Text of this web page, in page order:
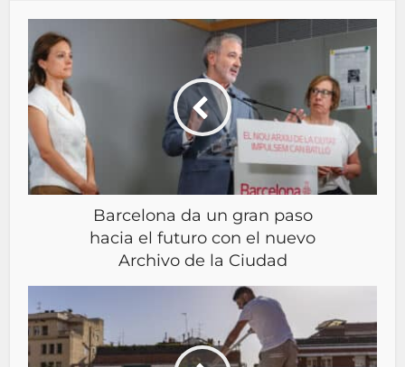
Barcelona da un gran paso
hacia el futuro con el nuevo
Archivo de la Ciudad